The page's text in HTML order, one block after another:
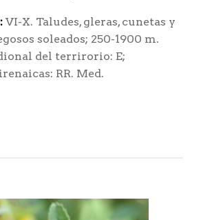
VI-X. Taludes, gleras, cunetas y
soleados; 250-1900 m.
del terrirorio: E;
RR. Med.